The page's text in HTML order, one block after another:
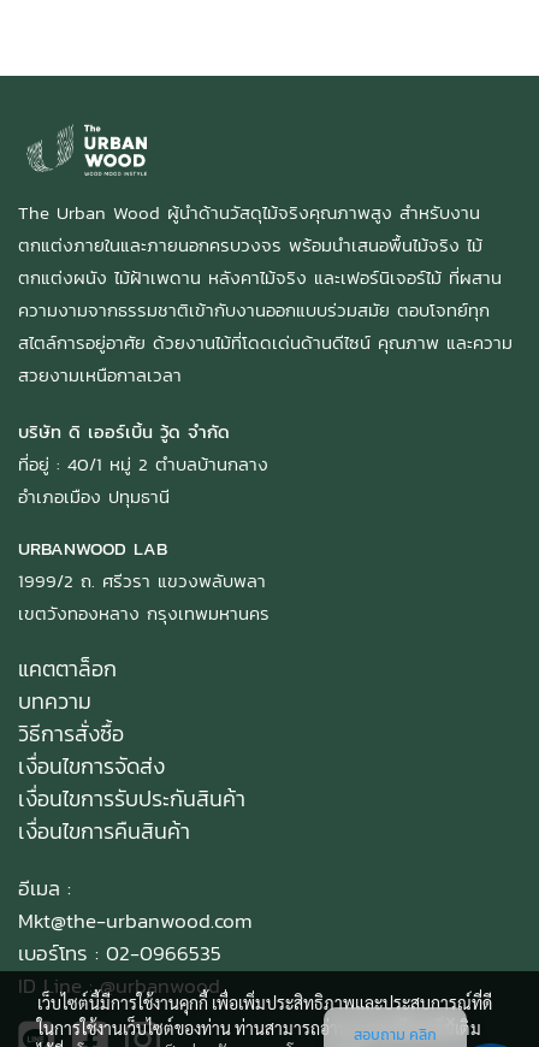
The Urban Wood ผู้นำด้านวัสดุไม้จริงคุณภาพสูง สำหรับงาน
ตกแต่งภายในและภายนอกครบวงจร พร้อมนำเสนอพื้นไม้จริง ไม้
ตกแต่งผนัง ไม้ฝ้าเพดาน หลังคาไม้จริง และเฟอร์นิเจอร์ไม้ ที่ผสาน
ความงามจากธรรมชาติเข้ากับงานออกแบบร่วมสมัย ตอบโจทย์ทุก
สไตล์การอยู่อาศัย ด้วยงานไม้ที่โดดเด่นด้านดีไซน์ คุณภาพ และความ
สวยงามเหนือกาลเวลา
บริษัท ดิ เออร์เบิ้น วู้ด จำกัด
ที่อยู่ : 40/1 หมู่ 2 ตำบลบ้านกลาง
อำเภอเมือง ปทุมธานี
URBANWOOD LAB
1999/2 ถ. ศรีวรา แขวงพลับพลา
เขตวังทองหลาง กรุงเทพมหานคร
แคตตาล็อก
บทความ
วิธีการสั่งซื้อ
เงื่อนไขการจัดส่ง
เงื่อนไขการรับประกันสินค้า
เงื่อนไขการคืนสินค้า
อีเมล :
Mkt@the-urbanwood.com
เบอร์โทร : 02-0966535
ID Line :@urbanwood
เว็บไซต์นี้มีการใช้งานคุกกี้ เพื่อเพิ่มประสิทธิภาพและประสบการณ์ที่ดี
ในการใช้งานเว็บไซต์ของท่าน ท่านสามารถอ่านรายละเอียดเพิ่มเติม
สอบถาม คลิก